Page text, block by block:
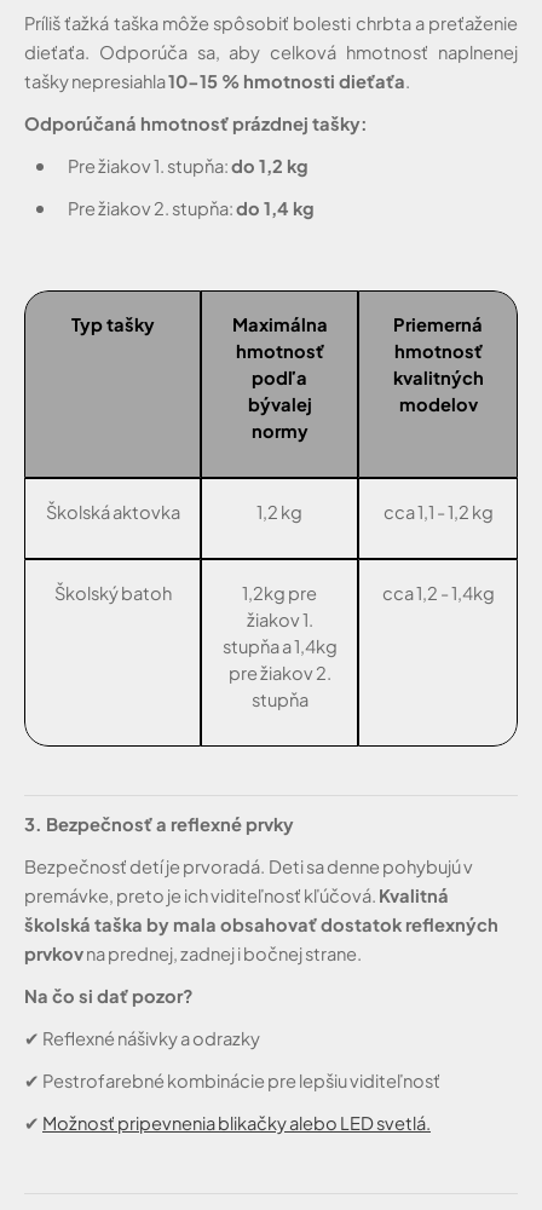
Príliš ťažká taška môže spôsobiť bolesti chrbta a preťaženie
dieťaťa. Odporúča sa, aby celková hmotnosť naplnenej
tašky nepresiahla10-15 % hmotnosti dieťaťa.
Odporúčaná hmotnosť prázdnej tašky:
Pre žiakov 1. stupňa:do 1,2 kg
Pre žiakov 2. stupňa:do 1,4 kg
Typ tašky
Maximálna
hmotnosť
podľa
bývalej
normy
Priemerná
hmotnosť
kvalitných
modelov
Školská aktovka 1,2 kg cca 1,1 - 1,2 kg
Školský batoh
1,2kg pre
žiakov 1.
stupňa a 1,4kg
pre žiakov 2.
stupňa
cca 1,2 - 1,4kg
3. Bezpečnosť a reflexné prvky
Bezpečnosť detí je prvoradá. Deti sa denne pohybujú v
premávke, preto je ich viditeľnosť kľúčová. Kvalitná
školská taška by mala obsahovať dostatok reflexných
prvkovna prednej, zadnej i bočnej strane.
Na čo si dať pozor?
✔ Reflexné nášivky a odrazky
✔ Pestrofarebné kombinácie pre lepšiu viditeľnosť
✔ Možnosť pripevnenia blikačky alebo LED svetlá.